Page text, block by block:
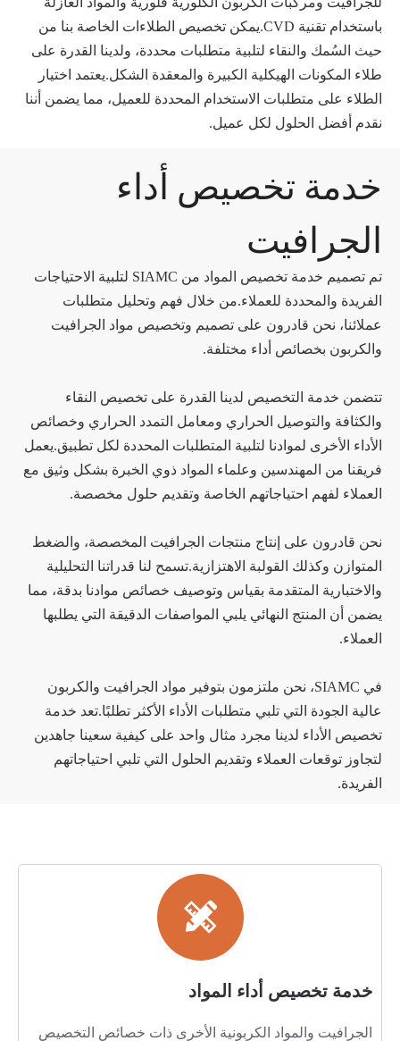
باستخدام تقنية CVD.يمكن تخصيص الطلاءات الخاصة بنا من
حيث السُمك والنقاء لتلبية متطلبات محددة، ولدينا القدرة على
طلاء المكونات الهيكلية الكبيرة والمعقدة الشكل.يعتمد اختيار
الطلاء على متطلبات الاستخدام المحددة للعميل، مما يضمن أننا
نقدم أفضل الحلول لكل عميل.
خدمة تخصيص أداء
الجرافيت
تم تصميم خدمة تخصيص المواد من SIAMC لتلبية الاحتياجات
الفريدة والمحددة للعملاء.من خلال فهم وتحليل متطلبات
عملائنا، نحن قادرون على تصميم وتخصيص مواد الجرافيت
والكربون بخصائص أداء مختلفة.
تتضمن خدمة التخصيص لدينا القدرة على تخصيص النقاء
والكثافة والتوصيل الحراري ومعامل التمدد الحراري وخصائص
الأداء الأخرى لموادنا لتلبية المتطلبات المحددة لكل تطبيق.يعمل
فريقنا من المهندسين وعلماء المواد ذوي الخبرة بشكل وثيق مع
العملاء لفهم احتياجاتهم الخاصة وتقديم حلول مخصصة.
نحن قادرون على إنتاج منتجات الجرافيت المخصصة، والضغط
المتوازن وكذلك القولبة الاهتزازية.تسمح لنا قدراتنا التحليلية
والاختبارية المتقدمة بقياس وتوصيف خصائص موادنا بدقة، مما
يضمن أن المنتج النهائي يلبي المواصفات الدقيقة التي يطلبها
العملاء.
في SIAMC، نحن ملتزمون بتوفير مواد الجرافيت والكربون
عالية الجودة التي تلبي متطلبات الأداء الأكثر تطلبًا.تعد خدمة
تخصيص الأداء لدينا مجرد مثال واحد على كيفية سعينا جاهدين
لتجاوز توقعات العملاء وتقديم الحلول التي تلبي احتياجاتهم
الفريدة.
خدمة تخصيص أداء المواد
الجرافيت والمواد الكربونية الأخرى ذات خصائص التخصيص